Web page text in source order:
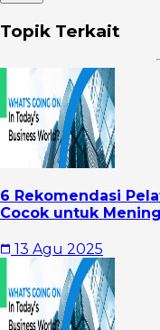
Topik Terkait
6 Rekomendasi
Cocok untuk
13 Agu 2025